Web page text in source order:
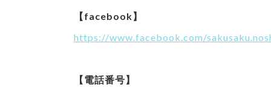
【facebook】
https://www.facebook.com/
【電話番号】